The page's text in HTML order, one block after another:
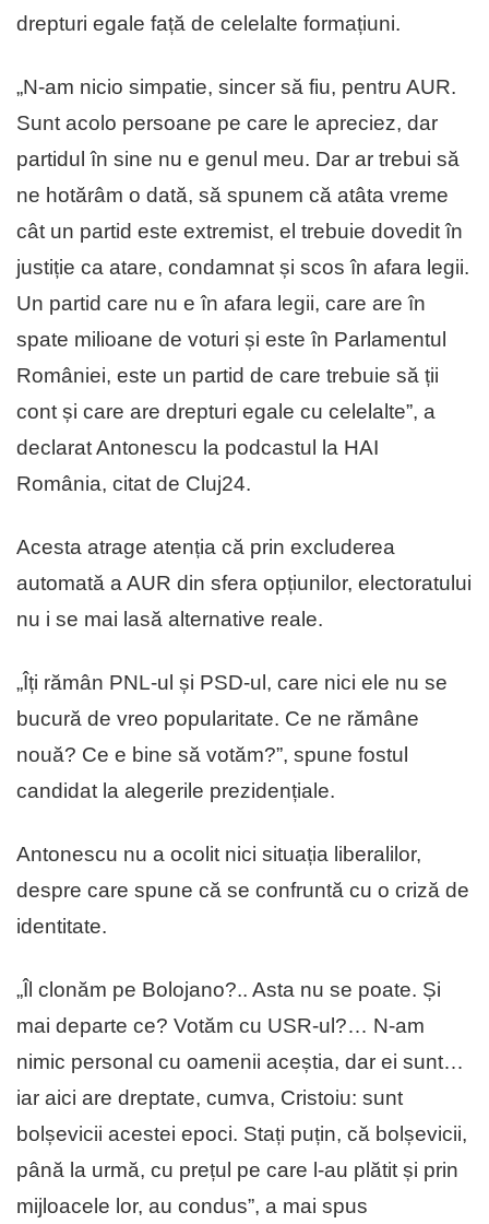
drepturi egale față de celelalte formațiuni.
„N-am nicio simpatie, sincer să fiu, pentru AUR.
Sunt acolo persoane pe care le apreciez, dar
partidul în sine nu e genul meu. Dar ar trebui să
ne hotărâm o dată, să spunem că atâta vreme
cât un partid este extremist, el trebuie dovedit în
justiție ca atare, condamnat și scos în afara legii.
Un partid care nu e în afara legii, care are în
spate milioane de voturi și este în Parlamentul
României, este un partid de care trebuie să ții
cont și care are drepturi egale cu celelalte”, a
declarat Antonescu la podcastul la HAI
România, citat de Cluj24.
Acesta atrage atenția că prin excluderea
automată a AUR din sfera opțiunilor, electoratului
nu i se mai lasă alternative reale.
„Îți rămân PNL-ul și PSD-ul, care nici ele nu se
bucură de vreo popularitate. Ce ne rămâne
nouă? Ce e bine să votăm?”, spune fostul
candidat la alegerile prezidențiale.
Antonescu nu a ocolit nici situația liberalilor,
despre care spune că se confruntă cu o criză de
identitate.
„Îl clonăm pe Bolojano?.. Asta nu se poate. Și
mai departe ce? Votăm cu USR-ul?… N-am
nimic personal cu oamenii aceștia, dar ei sunt…
iar aici are dreptate, cumva, Cristoiu: sunt
bolșevicii acestei epoci. Stați puțin, că bolșevicii,
până la urmă, cu prețul pe care l-au plătit și prin
mijloacele lor, au condus”, a mai spus